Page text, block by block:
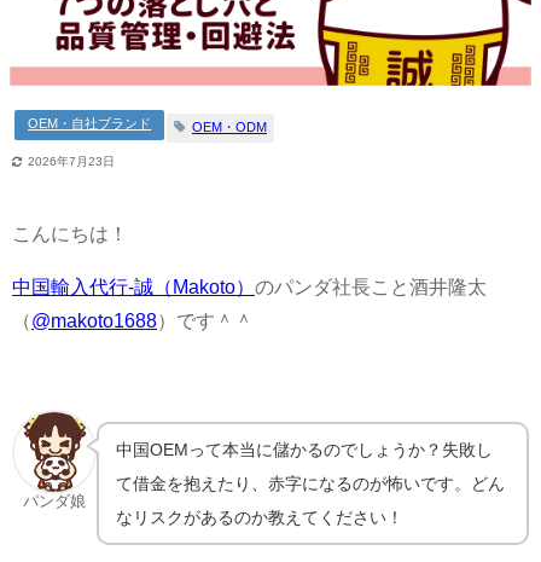
OEM・自社ブランド OEM・ODM
2026年7月23日
こんにちは！
中国輸入代行-誠（Makoto） のパンダ社長こと酒井隆太
（@makoto1688）です＾＾
パンダ娘
中国OEMって本当に儲かるのでしょうか？失敗し
て借金を抱えたり、赤字になるのが怖いです。どん
なリスクがあるのか教えてください！